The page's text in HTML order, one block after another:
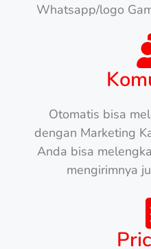
Whatsapp/logo
Otomatis bisa
dengan Marketing
Anda bisa
mengirimnya